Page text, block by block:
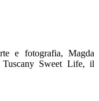
e fotografia, Magda
Sweet Life, il